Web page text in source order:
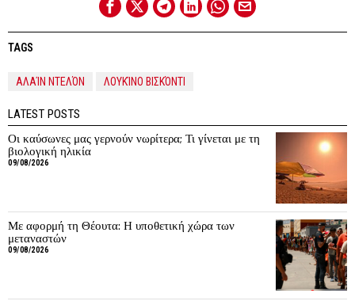
TAGS
ΑΛΑΊΝ ΝΤΕΛΌΝ ΛΟΥΚΊΝΟ ΒΙΣΚΌΝΤΙ
LATEST POSTS
Οι καύσωνες μας γερνούν νωρίτερα; Τι γίνεται με τη
βιολογική ηλικία
09/08/2026
Με αφορμή τη Θέουτα: Η υποθετική χώρα των
μεταναστών
09/08/2026